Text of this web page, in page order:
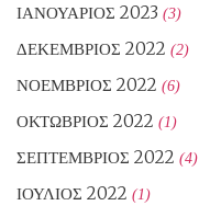
ΙΑΝΟΥΆΡΙΟΣ 2023 (3)
ΔΕΚΈΜΒΡΙΟΣ 2022 (2)
ΝΟΈΜΒΡΙΟΣ 2022 (6)
ΟΚΤΏΒΡΙΟΣ 2022 (1)
ΣΕΠΤΈΜΒΡΙΟΣ 2022 (4)
ΙΟΎΛΙΟΣ 2022 (1)